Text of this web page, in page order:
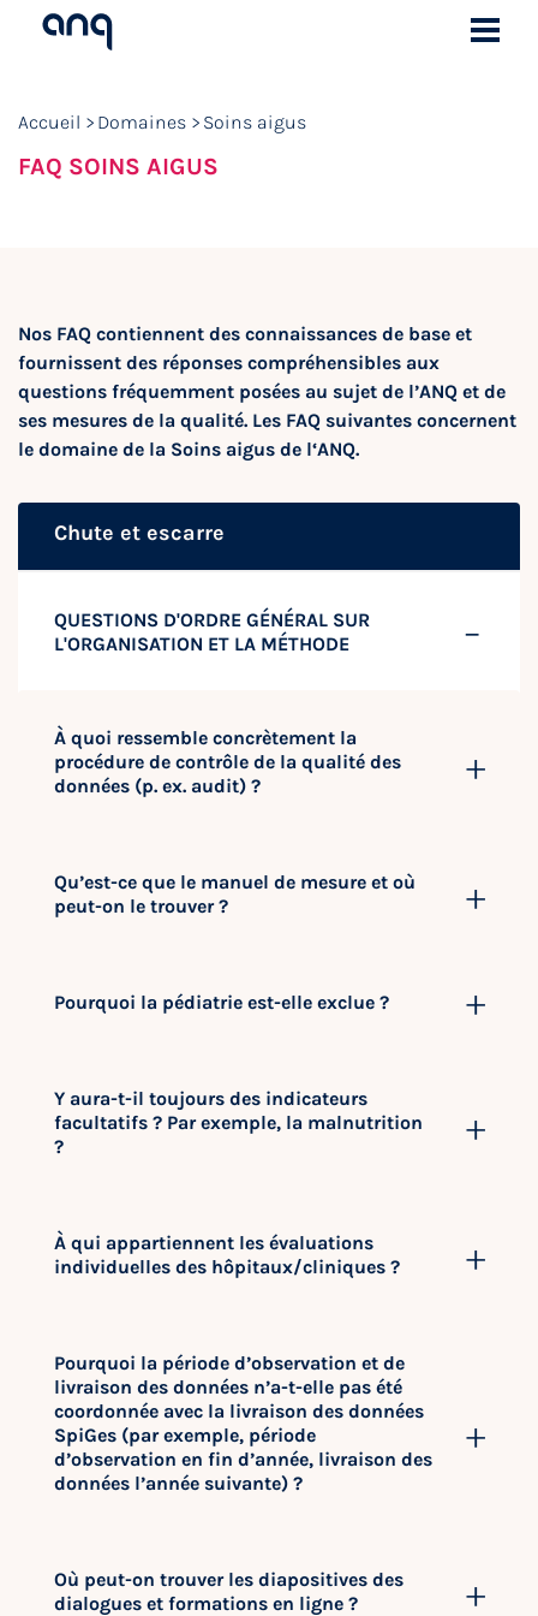
Accueil Domaines Soins aigus
FAQ SOINS AIGUS
Nos FAQ contiennent des connaissances de base et
fournissent des réponses compréhensibles aux
questions fréquemment posées au sujet de l’ANQ et de
ses mesures de la qualité. Les FAQ suivantes concernent
le domaine de la Soins aigus de l‘ANQ.
Chute et escarre
QUESTIONS D'ORDRE GÉNÉRAL SUR
L'ORGANISATION ET LA MÉTHODE
À quoi ressemble concrètement la
procédure de contrôle de la qualité des
données (p. ex. audit) ?
Qu’est-ce que le manuel de mesure et où
peut-on le trouver ?
Pourquoi la pédiatrie est-elle exclue ?
Y aura-t-il toujours des indicateurs
facultatifs ? Par exemple, la malnutrition
?
À qui appartiennent les évaluations
individuelles des hôpitaux/cliniques ?
Pourquoi la période d’observation et de
livraison des données n’a-t-elle pas été
coordonnée avec la livraison des données
SpiGes (par exemple, période
d’observation en fin d’année, livraison des
données l’année suivante) ?
Où peut-on trouver les diapositives des
dialogues et formations en ligne ?